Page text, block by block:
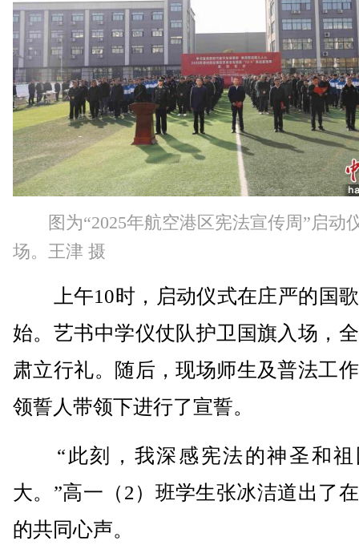
图为“2025年航空港区宪法宣传周”启动
场。王津 摄
上午10时，启动仪式在庄严的国
始。艺书中学仪仗队护卫国旗入场，
肃立行礼。随后，现场师生及普法工
领誓人带领下进行了宣誓。
“此刻，我深感宪法的神圣和祖
大。”高一（2）班学生张冰洁道出了
的共同心声。